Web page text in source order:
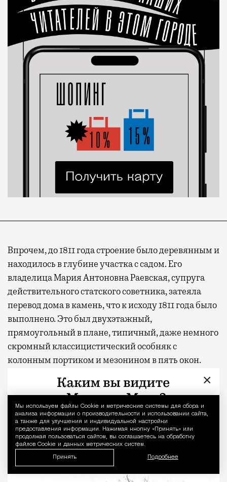
Уведомление
Мы используем файлы Сookie и метрические системы для сбора и
анализа информации о производительности и использовании сайта,
а также для улучшения и индивидуальной настройки
предоставления информации. Нажимая кнопку «Принять» или
продолжая пользоваться сайтом, вы соглашаетесь на обработку
файлов Cookie и данных метрических систем.
Принять Подробнее
Впрочем, до 1811 года строение было деревянным и
находилось в глубине участка с садом. Его
владелица Мария Антоновна Раевская, супруга
действительного статского советника, затеяла
перевод дома в камень, что к исходу 1811 года было
выполнено. Это был двухэтажный,
прямоугольный в плане, типичный, даже немного
скромный классицистический особняк с
колонным портиком и мезонином в пять окон.
планировкой располагались на втором этаже.
Жилым был и мезонин. Цоколь же служил
хозяйственным целям. Ущерб, нанесенный
усадьбе пожаром 1812 года, пришлось устранять
ремонтом.
×